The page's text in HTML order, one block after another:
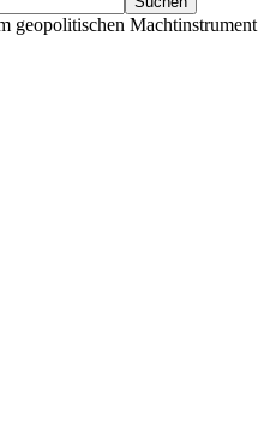
geopolitischen Machtinstrument